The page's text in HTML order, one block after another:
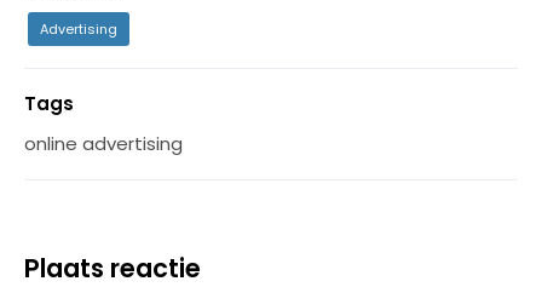
Advertising
Tags
online advertising
Plaats reactie